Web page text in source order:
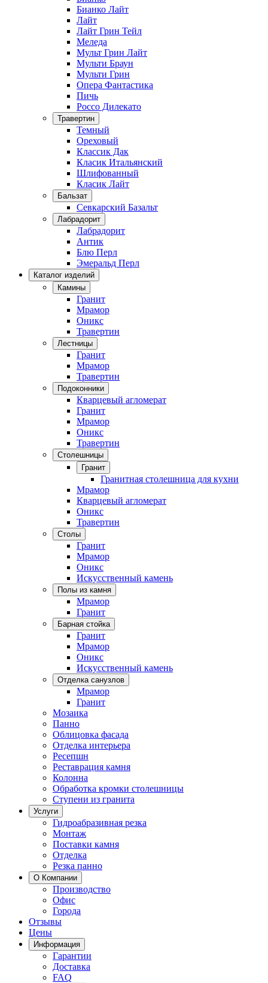
Бианко Лайт
Лайт
Лайт Грин Тейл
Меледа
Мульт Грин Лайт
Мульти Браун
Мульти Грин
Опера Фантастика
Пичь
Россо Дилекато
Травертин
Темный
Ореховый
Классик Дак
Класик Итальянский
Шлифованный
Класик Лайт
Бальзат
Севкарский Базальт
Лабрадорит
Лабрадорит
Антик
Блю Перл
Эмеральд Перл
Каталог изделий
Камины
Гранит
Мрамор
Оникс
Травертин
Лестницы
Гранит
Мрамор
Травертин
Подоконники
Кварцевый агломерат
Гранит
Мрамор
Оникс
Травертин
Столешницы
Гранит
Гранитная столешница для кухни
Мрамор
Кварцевый агломерат
Оникс
Травертин
Столы
Гранит
Мрамор
Оникс
Искусственный камень
Полы из камня
Мрамор
Гранит
Барная стойка
Гранит
Мрамор
Оникс
Искусственный камень
Отделка санузлов
Мрамор
Гранит
Мозаика
Панно
Облицовка фасада
Отделка интерьера
Ресепшн
Реставрация камня
Колонна
Обработка кромки столешницы
Ступени из гранита
Услуги
Гидроабразивная резка
Монтаж
Поставки камня
Отделка
Резка панно
О Компании
Производство
Офис
Города
Отзывы
Цены
Информация
Гарантии
Доставка
FAQ